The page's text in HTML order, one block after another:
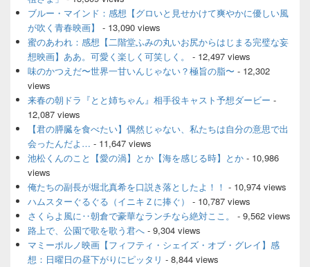
ブルー・マインド：感想【グロいと見せかけて爽やかに優しい風
が吹く青春映画】
- 13,090 views
蜜のあわれ：感想【二階堂ふみの丸いお尻からはじまる完璧な妄
想映画】ああ。可愛く楽しく可笑しく。
- 12,497 views
味のかつえだ〜世界一甘いんじゃない？極旨の脂〜 - 12,302
views
来春の朝ドラ『とと姉ちゃん』相手役キャスト予想ダービー -
12,087 views
【君の膵臓を食べたい】偶然じゃない、私たちは自分の意思で出
会ったんだよ… - 11,647 views
池松くんのこと【愛の渦】とか【海を感じる時】とか - 10,986
views
俺たちの副長が堀北真希を口説き落としたよ！！ - 10,974 views
ハムスターぐるぐる（イニキＺに捧ぐ）
- 10,787 views
さくらよ風に‥朝倉で豪華なランチなら絶対ここ。
- 9,562 views
路上で、公園で歌を歌う君へ - 9,304 views
マミーポルノ映画【フィフティ・シェイズ・オブ・グレイ】感
想：日曜日の昼下がりにピッタリ - 8,844 views